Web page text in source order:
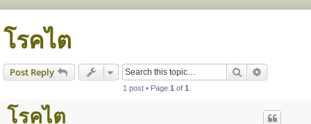
โรคไต
Post Reply Search
1 post • Page 1 of 1
โรคไต